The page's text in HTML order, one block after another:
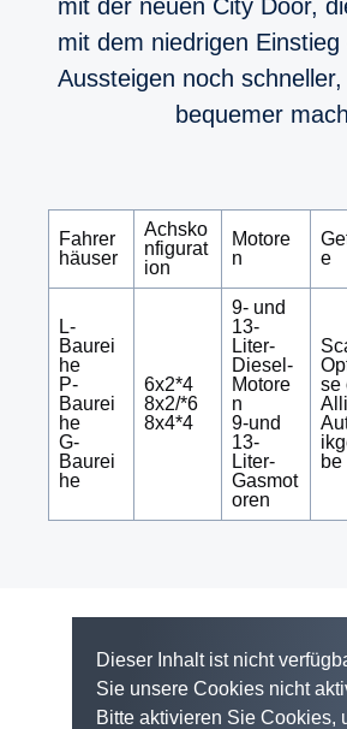
mit der neuen City Door,
mit dem niedrigen
Aussteigen noch
bequemer
Fahrer
häuser
Achsko
nfigurat
ion
Motore
n
e
L-
Baurei
he
P-
Baurei
he
G-
Baurei
he
6x2*4
8x2/*6
8x4*4
9- und
13-
Liter-
Diesel-
Motore
n
9-und
13-
Liter-
Gasmot
oren
se
be
Dieser Inhalt ist nicht
Sie unsere Cookies nicht
Bitte aktivieren Sie Cookies,